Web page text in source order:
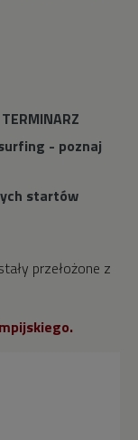
- poznaj
startów
przełożone z